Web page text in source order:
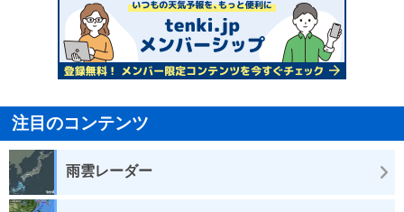
注目のコンテンツ
雨雲レーダー